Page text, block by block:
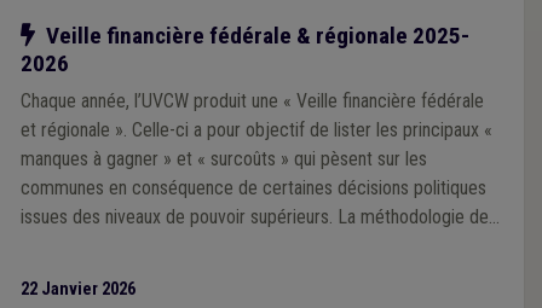
Notre action
Veille financière fédérale & régionale 2025-
2026
Chaque année, l’UVCW produit une « Veille financière fédérale
et régionale ». Celle-ci a pour objectif de lister les principaux «
manques à gagner » et « surcoûts » qui pèsent sur les
communes en conséquence de certaines décisions politiques
issues des niveaux de pouvoir supérieurs. La méthodologie de
22 Janvier 2026